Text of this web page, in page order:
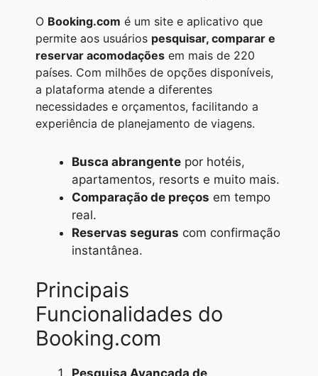
O Booking.com é um site e aplicativo que
permite aos usuários pesquisar, comparar e
reservar acomodações em mais de 220
países. Com milhões de opções disponíveis,
a plataforma atende a diferentes
necessidades e orçamentos, facilitando a
experiência de planejamento de viagens.
Busca abrangente por hotéis,
apartamentos, resorts e muito mais.
Comparação de preços em tempo
real.
Reservas seguras com confirmação
instantânea.
Principais
Funcionalidades do
Booking.com
Pesquisa Avançada de